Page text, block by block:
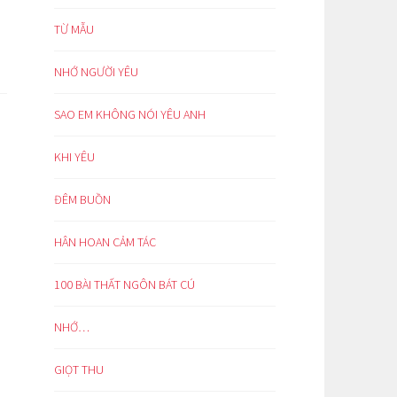
TỪ MẪU
NHỚ NGƯỜI YÊU
SAO EM KHÔNG NÓI YÊU ANH
KHI YÊU
ĐÊM BUỒN
HÂN HOAN CẢM TÁC
100 BÀI THẤT NGÔN BÁT CÚ
NHỚ…
GIỌT THU